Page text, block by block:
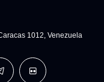
1012, Venezuela